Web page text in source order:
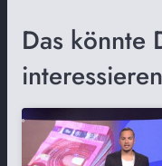
Das könnte
interessieren